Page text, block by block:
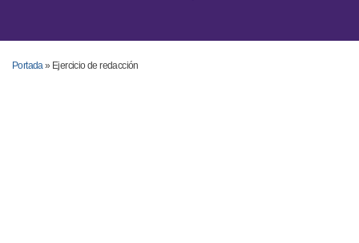
Portada» Ejercicio de redacción